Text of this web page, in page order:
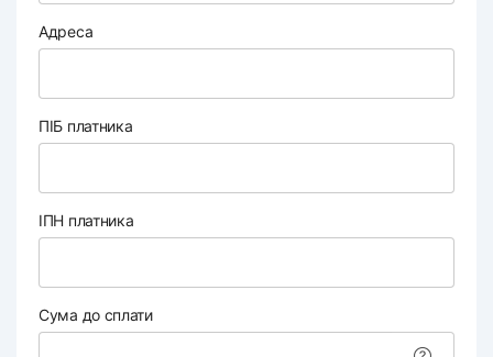
Адреса
ПІБ платника
ІПН платника
Сума до сплати